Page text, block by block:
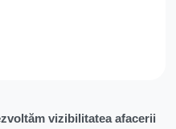
vizibilitatea afacerii